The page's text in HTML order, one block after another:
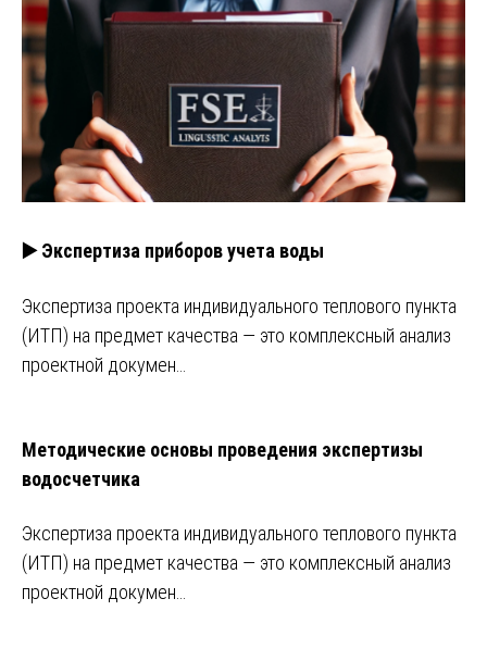
▶️ Экспертиза приборов учета воды
Экспертиза проекта индивидуального теплового пункта
(ИТП) на предмет качества — это комплексный анализ
проектной докумен…
Методические основы проведения экспертизы
водосчетчика
Экспертиза проекта индивидуального теплового пункта
(ИТП) на предмет качества — это комплексный анализ
проектной докумен…